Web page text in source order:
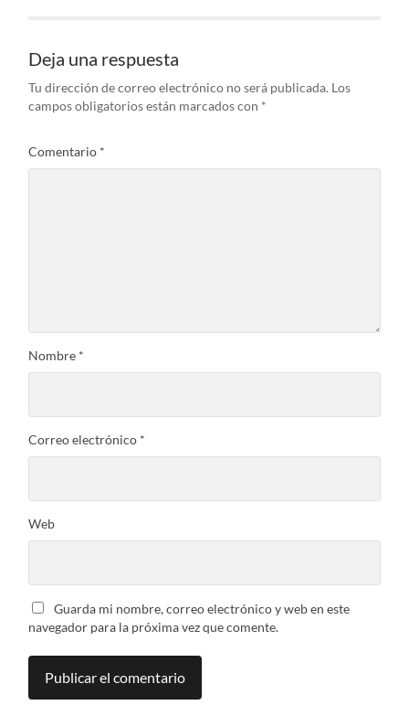
Deja una respuesta
Tu dirección de correo electrónico no será publicada. Los
campos obligatorios están marcados con *
Comentario *
Nombre *
Correo electrónico *
Web
Guarda mi nombre, correo electrónico y web en este
navegador para la próxima vez que comente.